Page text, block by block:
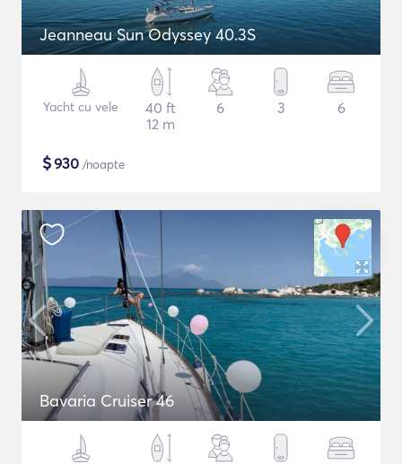
Jeanneau Sun Odyssey 40.3S
Yacht cu vele
40 ft
12 m
6 3 6
$930 /noapte
Bavaria Cruiser 46